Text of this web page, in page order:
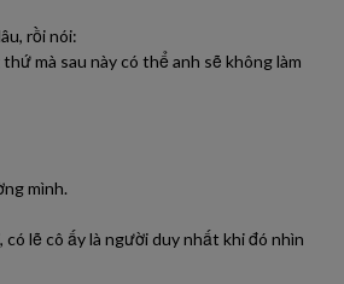
rồi nói:
mà sau này có thể anh sẽ không làm
mình.
lẽ cô ấy là người duy nhất khi đó nhìn